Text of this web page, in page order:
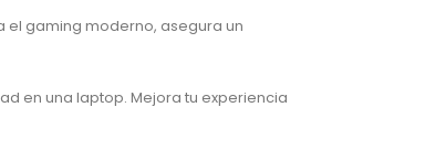
el gaming moderno, asegura un
en una laptop. Mejora tu experiencia